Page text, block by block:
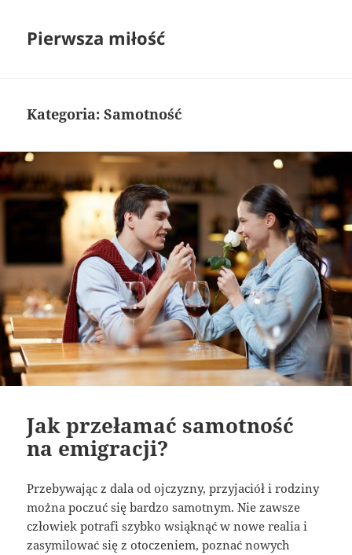
Pierwsza miłość
Kategoria:Samotność
Jak przełamać samotność
na emigracji?
Przebywając z dala od ojczyzny, przyjaciół i rodziny
można poczuć się bardzo samotnym. Nie zawsze
człowiek potrafi szybko wsiąknąć w nowe realia i
zasymilować się z otoczeniem, poznać nowych